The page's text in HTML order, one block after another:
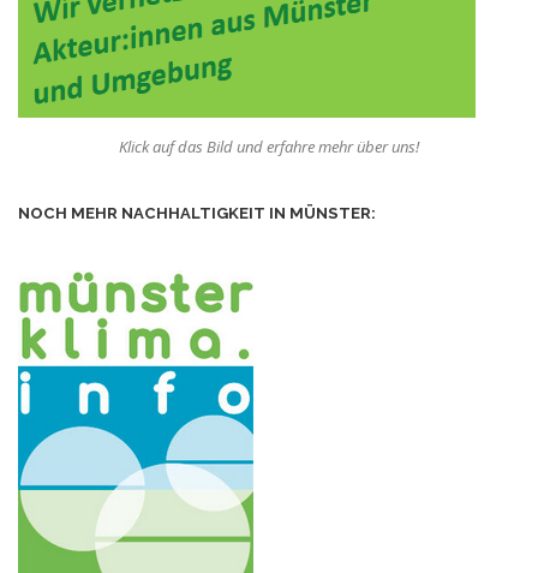
Klick auf das Bild und erfahre mehr über uns!
NOCH MEHR NACHHALTIGKEIT IN MÜNSTER: